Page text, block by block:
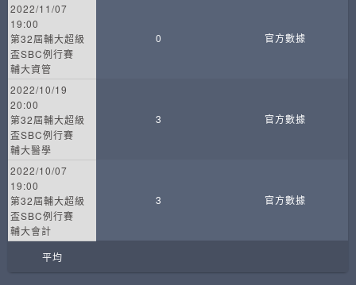
2022/11/07
19:00
第32屆輔大超級
盃SBC例行賽
輔大資管
0 官方數據
2022/10/19
20:00
第32屆輔大超級
盃SBC例行賽
輔大醫學
3 官方數據
2022/10/07
19:00
第32屆輔大超級
盃SBC例行賽
輔大會計
3 官方數據
平均